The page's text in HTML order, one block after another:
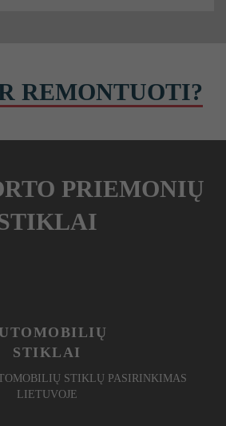
REMONTUOTI?
PRIEMONIŲ
STIKLAI
STIKLŲ PASIRINKIMAS
LIETUVOJE